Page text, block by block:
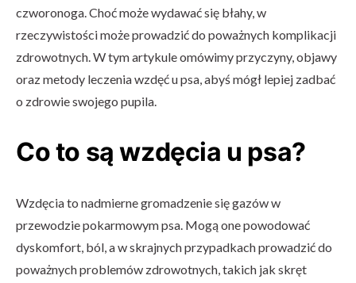
czworonoga. Choć może wydawać się błahy, w
rzeczywistości może prowadzić do poważnych komplikacji
zdrowotnych. W tym artykule omówimy przyczyny, objawy
oraz metody leczenia wzdęć u psa, abyś mógł lepiej zadbać
o zdrowie swojego pupila.
Co to są wzdęcia u psa?
Wzdęcia to nadmierne gromadzenie się gazów w
przewodzie pokarmowym psa. Mogą one powodować
dyskomfort, ból, a w skrajnych przypadkach prowadzić do
poważnych problemów zdrowotnych, takich jak skręt